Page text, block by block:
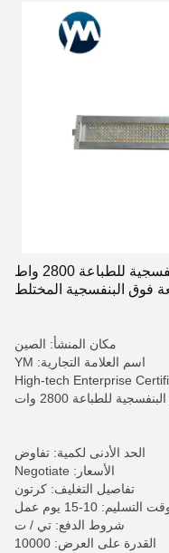
أنظمة المعالجة بالأشعة فوق البنفسجية للطباعة 2800 واط
فوق البنفسجية المختلط
مكان المنشأ: الصين
اسم العلامة التجارية: YM
للطباعة 2800 وات
الحد الأدنى لكمية: تفاوض
الأسعار: Negotiate
تفاصيل التغليف: كرتون
التسليم: 10-15 يوم عمل
شروط الدفع: تي / ت
القدرة على العرض: 10000